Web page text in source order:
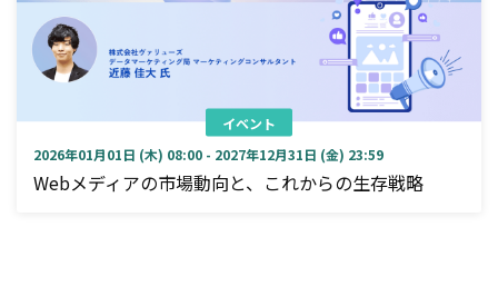
イベント
2026年01月01日 (木) 08:00 - 2027年12月31日 (金) 23:59
Webメディアの市場動向と、これからの生存戦略